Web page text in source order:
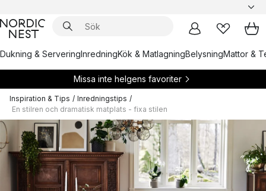
Dukning & ServeringInredningKök & MatlagningBelysningMattor &
Missa inte helgens favoriter
Inspiration & Tips / Inredningstips /
En stilren och dramatisk matplats - fixa stilen